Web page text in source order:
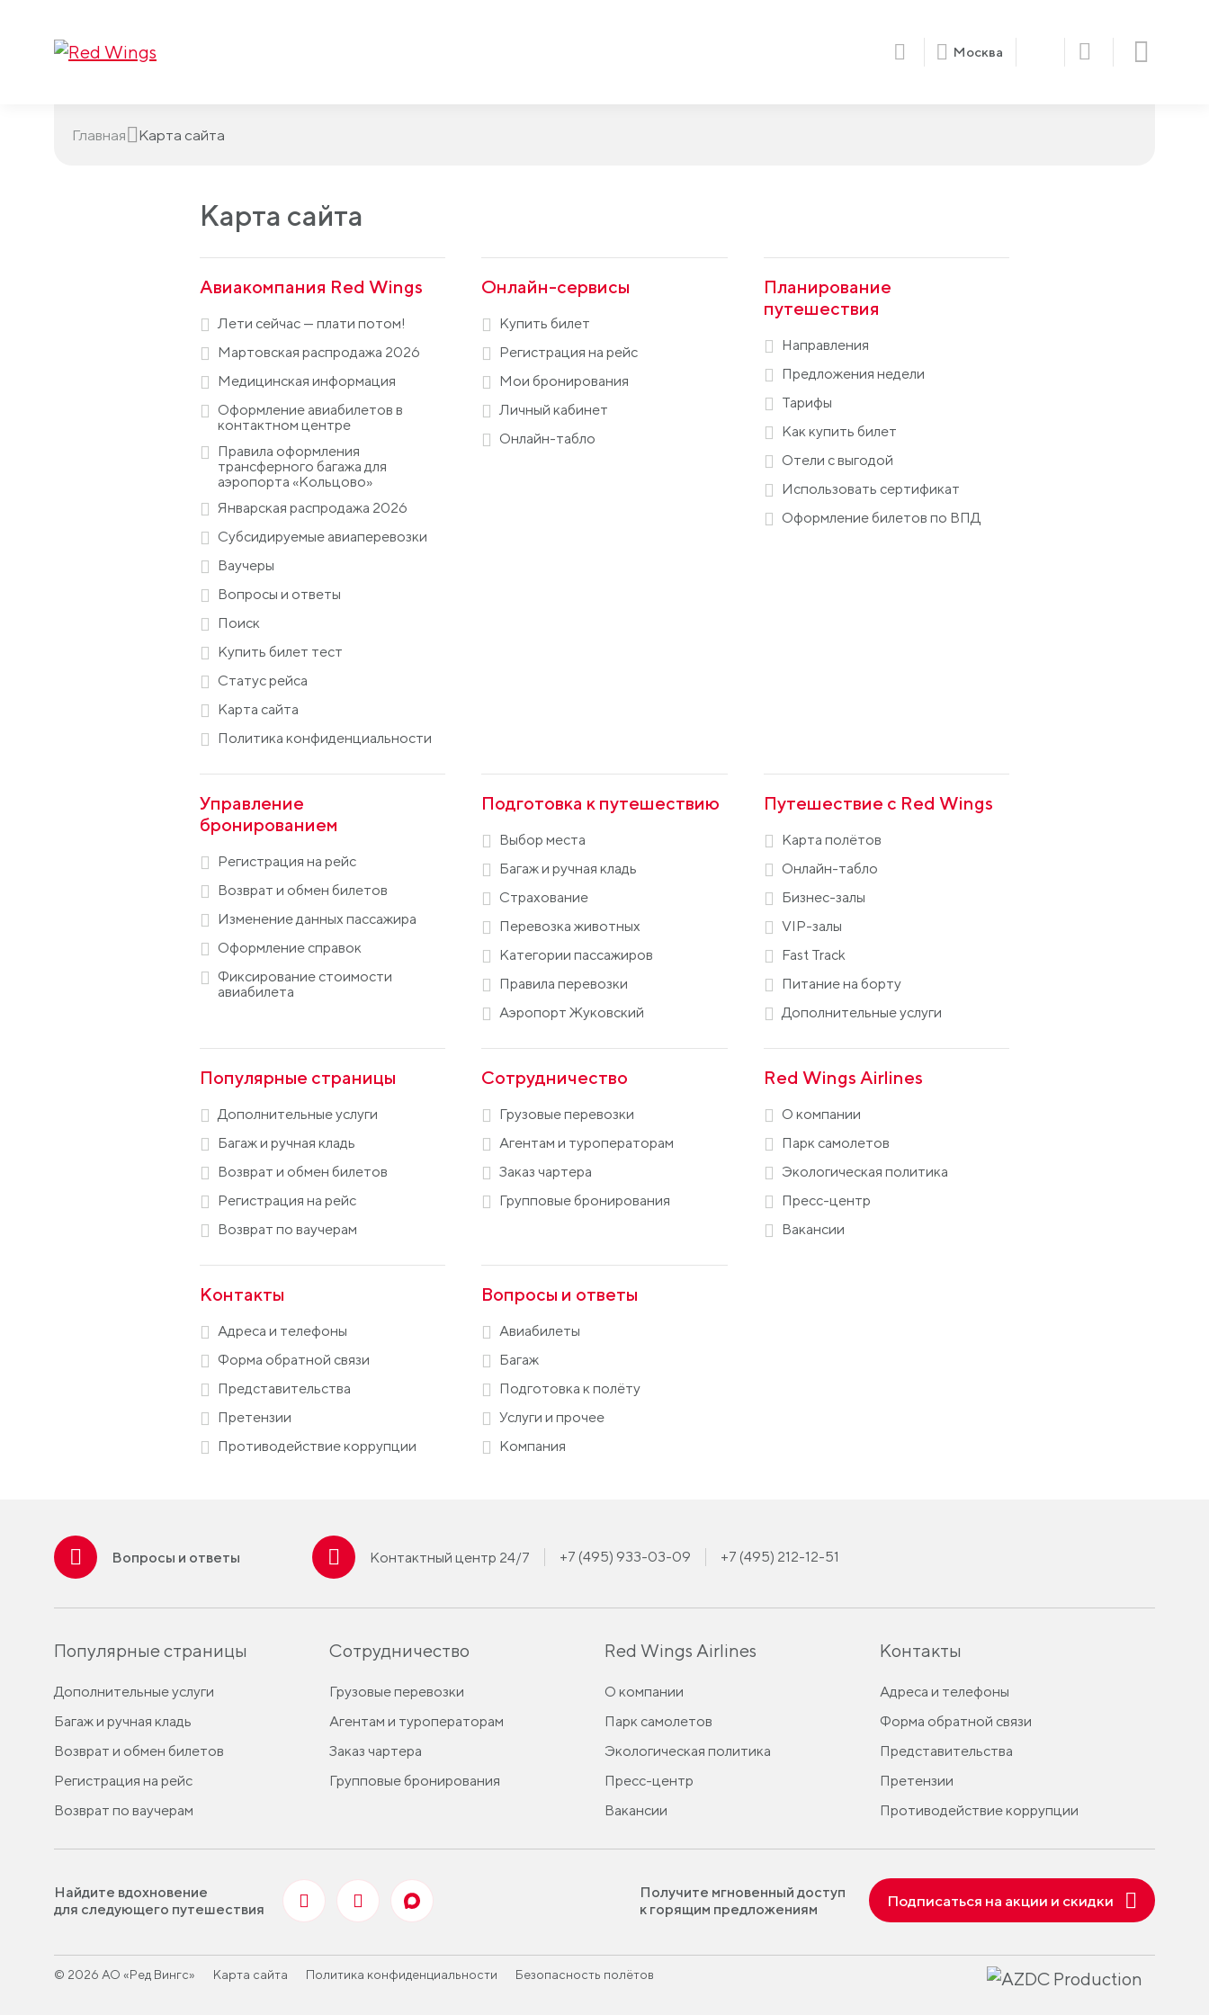
Москва
Главная Карта сайта
Карта сайта
Авиакомпания Red Wings
Лети сейчас — плати потом!
Мартовская распродажа 2026
Медицинская информация
Оформление авиабилетов в
контактном центре
Правила оформления
трансферного багажа для
аэропорта «Кольцово»
Январская распродажа 2026
Субсидируемые авиаперевозки
Ваучеры
Вопросы и ответы
Поиск
Купить билет тест
Статус рейса
Карта сайта
Политика конфиденциальности
Онлайн-сервисы
Купить билет
Регистрация на рейс
Мои бронирования
Личный кабинет
Онлайн-табло
Планирование
путешествия
Направления
Предложения недели
Тарифы
Как купить билет
Отели с выгодой
Использовать сертификат
Оформление билетов по ВПД
Управление
бронированием
Регистрация на рейс
Возврат и обмен билетов
Изменение данных пассажира
Оформление справок
Фиксирование стоимости
авиабилета
Подготовка к путешествию
Выбор места
Багаж и ручная кладь
Страхование
Перевозка животных
Категории пассажиров
Правила перевозки
Аэропорт Жуковский
Путешествие с Red Wings
Карта полётов
Онлайн-табло
Бизнес-залы
VIP-залы
Fast Track
Питание на борту
Дополнительные услуги
Популярные страницы
Дополнительные услуги
Багаж и ручная кладь
Возврат и обмен билетов
Регистрация на рейс
Возврат по ваучерам
Сотрудничество
Грузовые перевозки
Агентам и туроператорам
Заказ чартера
Групповые бронирования
Red Wings Airlines
О компании
Парк самолетов
Экологическая политика
Пресс-центр
Вакансии
Контакты
Адреса и телефоны
Форма обратной связи
Представительства
Претензии
Противодействие коррупции
Вопросы и ответы
Авиабилеты
Багаж
Подготовка к полёту
Услуги и прочее
Компания
Вопросы и ответы Контактный центр 24/7 +7 (495) 933-03-09 +7 (495) 212-12-51
Популярные страницы
Дополнительные услуги
Багаж и ручная кладь
Возврат и обмен билетов
Регистрация на рейс
Возврат по ваучерам
Сотрудничество
Грузовые перевозки
Агентам и туроператорам
Заказ чартера
Групповые бронирования
Red Wings Airlines
О компании
Парк самолетов
Экологическая политика
Пресс-центр
Вакансии
Контакты
Адреса и телефоны
Форма обратной связи
Представительства
Претензии
Противодействие коррупции
Найдите вдохновение
для следующего путешествия
Получите мгновенный доступ
к горящим предложениям
Подписаться на акции и скидки
© 2026 АО «Ред Вингс» Карта сайта Политика конфиденциальности Безопасность полётов